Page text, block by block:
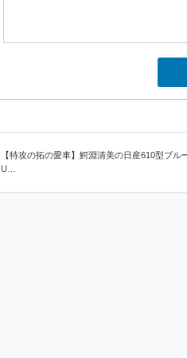
【特攻の拓の愛車】鰐淵清美の日産610型ブル
U…